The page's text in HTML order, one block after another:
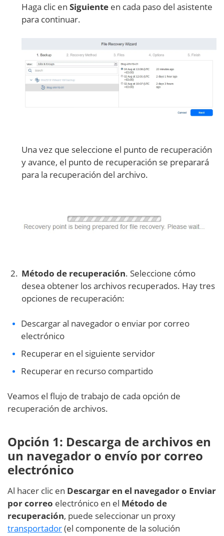
Haga clic en Siguiente en cada paso del asistente
para continuar.
Una vez que seleccione el punto de recuperación
y avance, el punto de recuperación se preparará
para la recuperación del archivo.
Método de recuperación. Seleccione cómo
desea obtener los archivos recuperados. Hay tres
opciones de recuperación:
Descargar al navegador o enviar por correo
electrónico
Recuperar en el siguiente servidor
Recuperar en recurso compartido
Veamos el flujo de trabajo de cada opción de
recuperación de archivos.
Opción 1: Descarga de archivos en
un navegador o envío por correo
electrónico
Al hacer clic en Descargar en el navegador o Enviar
por correo electrónico en el Método de
recuperación, puede seleccionar un proxy
transportador(el componente de la solución